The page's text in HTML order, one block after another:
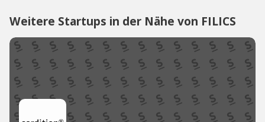
Weitere Startups in der Nähe von FILICS